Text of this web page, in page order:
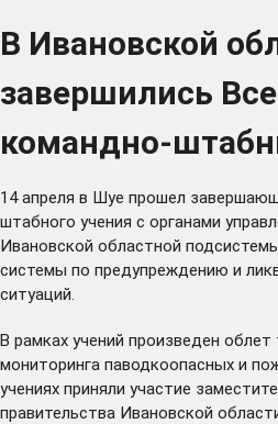
В Ивановской
завершились
командно-
14 апреля в Шуе прошел
штабного учения с органами
Ивановской областной
системы по предупреждению и
ситуаций.
В рамках учений произведен облет
мониторинга паводкоопасных и
учениях приняли участие
правительства Ивановской